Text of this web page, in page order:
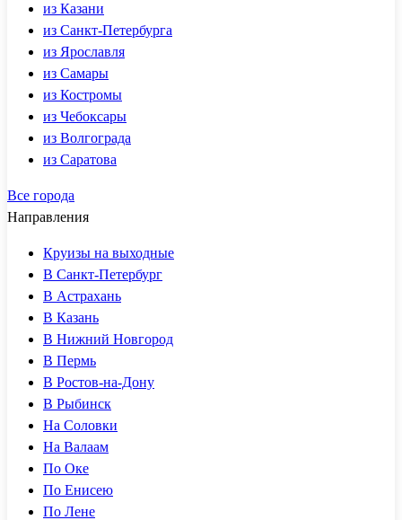
из Казани
из Санкт-Петербурга
из Ярославля
из Самары
из Костромы
из Чебоксары
из Волгограда
из Саратова
Все города
Направления
Круизы на выходные
В Санкт-Петербург
В Астрахань
В Казань
В Нижний Новгород
В Пермь
В Ростов-на-Дону
В Рыбинск
На Соловки
На Валаам
По Оке
По Енисею
По Лене